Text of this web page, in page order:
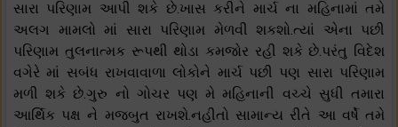
સારા પરિણામ આપી શકે છે.ખાસ કરીને માર્ચ ના મહિનામાં તમે
અલગ મામલો માં સારા પરિણામ મેળવી શકશો.ત્યાં એના પછી
પરિણામ તુલનાત્મક રૂપથી થોડા કમજોર રહી શકે છે.પરંતુ વિદેશ
વગેરે માં સબંધ રાખવાવાળા લોકોને માર્ચ પછી પણ સારા પરિણામ
મળી શકે છે.ગુરુ નો ગોચર પણ મે મહિનાની વચ્ચે સુધી તમારા
આર્થિક પક્ષ ને મજબુત રાખશે.નહીતો સામાન્ય રીતે આ વર્ષે તમે